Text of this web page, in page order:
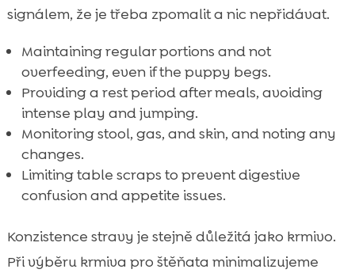
signálem, že je třeba zpomalit a nic nepřidávat.
Maintaining regular portions and not
overfeeding, even if the puppy begs.
Providing a rest period after meals, avoiding
intense play and jumping.
Monitoring stool, gas, and skin, and noting any
changes.
Limiting table scraps to prevent digestive
confusion and appetite issues.
Konzistence stravy je stejně důležitá jako krmivo.
Při výběru krmiva pro štěňata minimalizujeme